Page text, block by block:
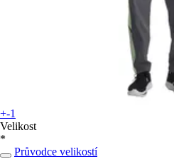
+-1
Velikost
*
Průvodce velikostí